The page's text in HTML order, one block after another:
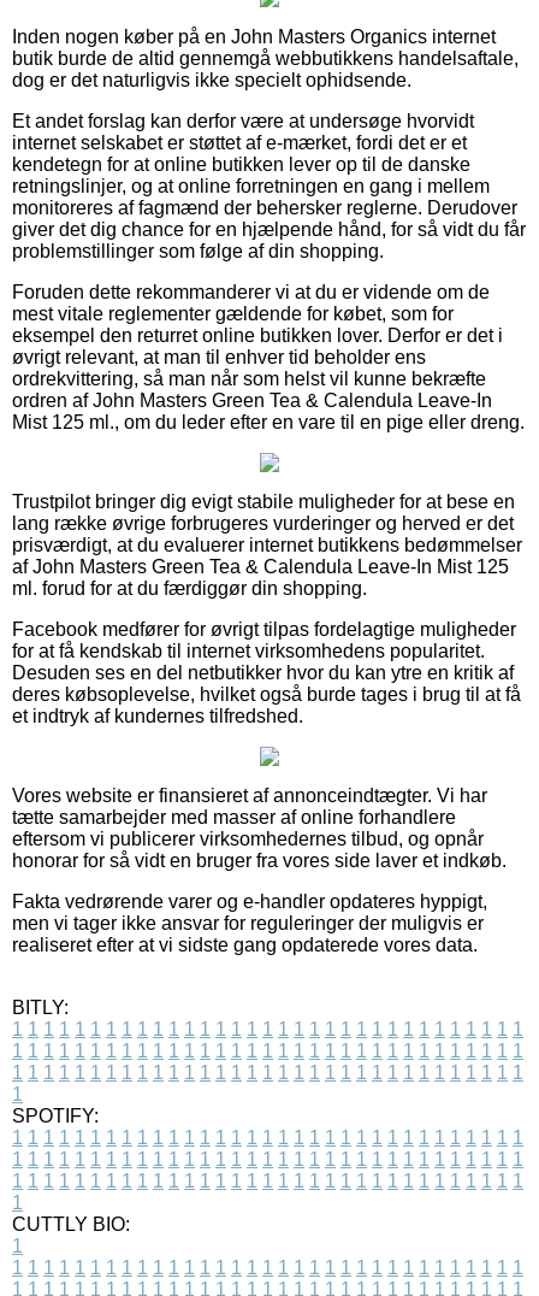
Inden nogen køber på en John Masters Organics internet
butik burde de altid gennemgå webbutikkens handelsaftale,
dog er det naturligvis ikke specielt ophidsende.
Et andet forslag kan derfor være at undersøge hvorvidt
internet selskabet er støttet af e-mærket, fordi det er et
kendetegn for at online butikken lever op til de danske
retningslinjer, og at online forretningen en gang i mellem
monitoreres af fagmænd der behersker reglerne. Derudover
giver det dig chance for en hjælpende hånd, for så vidt du får
problemstillinger som følge af din shopping.
Foruden dette rekommanderer vi at du er vidende om de
mest vitale reglementer gældende for købet, som for
eksempel den returret online butikken lover. Derfor er det i
øvrigt relevant, at man til enhver tid beholder ens
ordrekvittering, så man når som helst vil kunne bekræfte
ordren af John Masters Green Tea & Calendula Leave-In
Mist 125 ml., om du leder efter en vare til en pige eller dreng.
Trustpilot bringer dig evigt stabile muligheder for at bese en
lang række øvrige forbrugeres vurderinger og herved er det
prisværdigt, at du evaluerer internet butikkens bedømmelser
af John Masters Green Tea & Calendula Leave-In Mist 125
ml. forud for at du færdiggør din shopping.
Facebook medfører for øvrigt tilpas fordelagtige muligheder
for at få kendskab til internet virksomhedens popularitet.
Desuden ses en del netbutikker hvor du kan ytre en kritik af
deres købsoplevelse, hvilket også burde tages i brug til at få
et indtryk af kundernes tilfredshed.
Vores website er finansieret af annonceindtægter. Vi har
tætte samarbejder med masser af online forhandlere
eftersom vi publicerer virksomhedernes tilbud, og opnår
honorar for så vidt en bruger fra vores side laver et indkøb.
Fakta vedrørende varer og e-handler opdateres hyppigt,
men vi tager ikke ansvar for reguleringer der muligvis er
realiseret efter at vi sidste gang opdaterede vores data.
BITLY:
1 1 1 1 1 1 1 1 1 1 1 1 1 1 1 1 1 1 1 1 1 1 1 1 1 1 1 1 1 1 1 1 1
1 1 1 1 1 1 1 1 1 1 1 1 1 1 1 1 1 1 1 1 1 1 1 1 1 1 1 1 1 1 1 1 1
1 1 1 1 1 1 1 1 1 1 1 1 1 1 1 1 1 1 1 1 1 1 1 1 1 1 1 1 1 1 1 1 1
1
SPOTIFY:
1 1 1 1 1 1 1 1 1 1 1 1 1 1 1 1 1 1 1 1 1 1 1 1 1 1 1 1 1 1 1 1 1
1 1 1 1 1 1 1 1 1 1 1 1 1 1 1 1 1 1 1 1 1 1 1 1 1 1 1 1 1 1 1 1 1
1 1 1 1 1 1 1 1 1 1 1 1 1 1 1 1 1 1 1 1 1 1 1 1 1 1 1 1 1 1 1 1 1
1
CUTTLY BIO:
1
1 1 1 1 1 1 1 1 1 1 1 1 1 1 1 1 1 1 1 1 1 1 1 1 1 1 1 1 1 1 1 1 1
1 1 1 1 1 1 1 1 1 1 1 1 1 1 1 1 1 1 1 1 1 1 1 1 1 1 1 1 1 1 1 1 1